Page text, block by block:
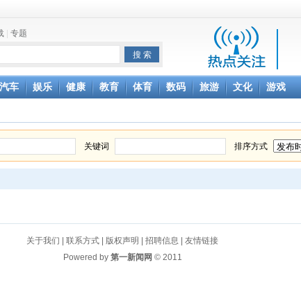
所有图书订单
专题
汽车 娱乐 健康 教育 体育 数码 旅游 文化 游戏
关键词 排序方式
关于我们 联系方式 版权声明 招聘信息
友情链接
Powered by 第一新闻网 © 2011